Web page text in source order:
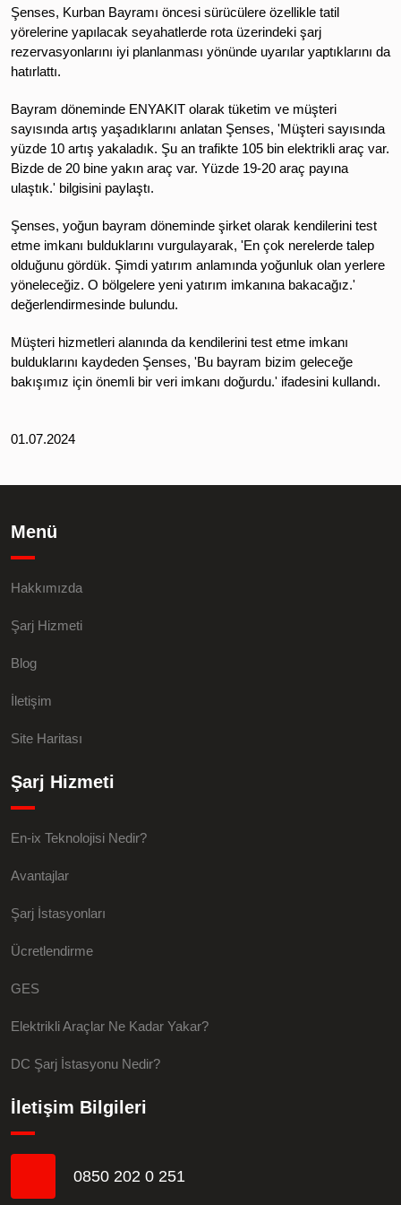
Şenses, Kurban Bayramı öncesi sürücülere özellikle tatil
yörelerine yapılacak seyahatlerde rota üzerindeki şarj
rezervasyonlarını iyi planlanması yönünde uyarılar yaptıklarını da
hatırlattı.
Bayram döneminde ENYAKIT olarak tüketim ve müşteri
sayısında artış yaşadıklarını anlatan Şenses, 'Müşteri sayısında
yüzde 10 artış yakaladık. Şu an trafikte 105 bin elektrikli araç var.
Bizde de 20 bine yakın araç var. Yüzde 19-20 araç payına
ulaştık.' bilgisini paylaştı.
Şenses, yoğun bayram döneminde şirket olarak kendilerini test
etme imkanı bulduklarını vurgulayarak, 'En çok nerelerde talep
olduğunu gördük. Şimdi yatırım anlamında yoğunluk olan yerlere
yöneleceğiz. O bölgelere yeni yatırım imkanına bakacağız.'
değerlendirmesinde bulundu.
Müşteri hizmetleri alanında da kendilerini test etme imkanı
bulduklarını kaydeden Şenses, 'Bu bayram bizim geleceğe
bakışımız için önemli bir veri imkanı doğurdu.' ifadesini kullandı.
01.07.2024
Menü
Hakkımızda
Şarj Hizmeti
Blog
İletişim
Site Haritası
Şarj Hizmeti
En-ix Teknolojisi Nedir?
Avantajlar
Şarj İstasyonları
Ücretlendirme
GES
Elektrikli Araçlar Ne Kadar Yakar?
DC Şarj İstasyonu Nedir?
İletişim Bilgileri
0850 202 0 251